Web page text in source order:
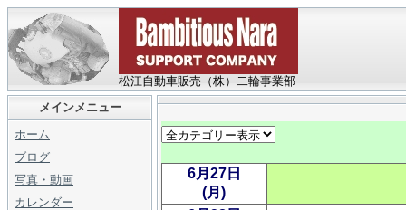
松江自動車販売（株）二輪事業部
メインメニュー
ホーム
ブログ
写真・動画
カレンダー
6月27日
(月)